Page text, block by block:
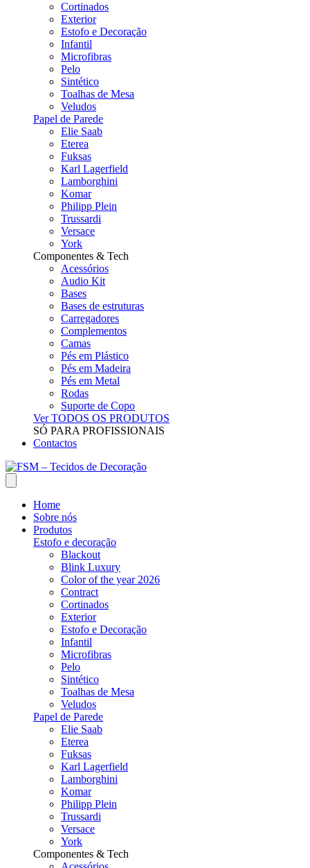
Cortinados
Exterior
Estofo e Decoração
Infantil
Microfibras
Pelo
Sintético
Toalhas de Mesa
Veludos
Papel de Parede
Elie Saab
Eterea
Fuksas
Karl Lagerfield
Lamborghini
Komar
Philipp Plein
Trussardi
Versace
York
Componentes & Tech
Acessórios
Audio Kit
Bases
Bases de estruturas
Carregadores
Complementos
Camas
Pés em Plástico
Pés em Madeira
Pés em Metal
Rodas
Suporte de Copo
Ver TODOS OS PRODUTOS
SÓ PARA PROFISSIONAIS
Contactos
Home
Sobre nós
Produtos
Estofo e decoração
Blackout
Blink Luxury
Color of the year 2026
Contract
Cortinados
Exterior
Estofo e Decoração
Infantil
Microfibras
Pelo
Sintético
Toalhas de Mesa
Veludos
Papel de Parede
Elie Saab
Eterea
Fuksas
Karl Lagerfield
Lamborghini
Komar
Philipp Plein
Trussardi
Versace
York
Componentes & Tech